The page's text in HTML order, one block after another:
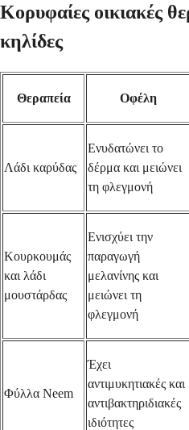
Κορυφαίες οικιακές
κηλίδες
Θεραπεία Οφέλη
Λάδι καρύδας
Ενυδατώνει το
δέρμα και μειώνει
τη φλεγμονή
Κουρκουμάς
και λάδι
μουστάρδας
Ενισχύει την
παραγωγή
μελανίνης και
μειώνει τη
φλεγμονή
Φύλλα Neem
Έχει
αντιμυκητιακές και
αντιβακτηριδιακές
ιδιότητες